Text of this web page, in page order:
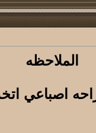
الملاحظه
اصباعي